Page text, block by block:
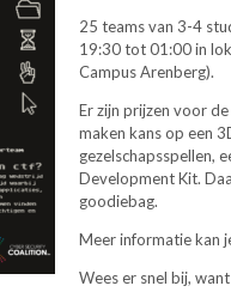
25 teams van 3-4
19:30 tot 01:00 in
Campus Arenberg).
Er zijn prijzen voor
maken kans op een
gezelschapsspellen,
Development Kit.
goodiebag.
Meer informatie kan
Wees er snel bij,